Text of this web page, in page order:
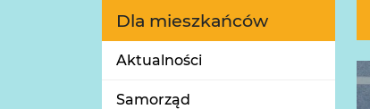
Dla mieszkańców
Aktualności
Samorząd